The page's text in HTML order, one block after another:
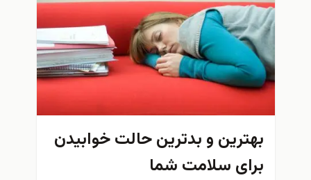
بهترین و بدترین حالت خوابیدن
برای سلامت شما